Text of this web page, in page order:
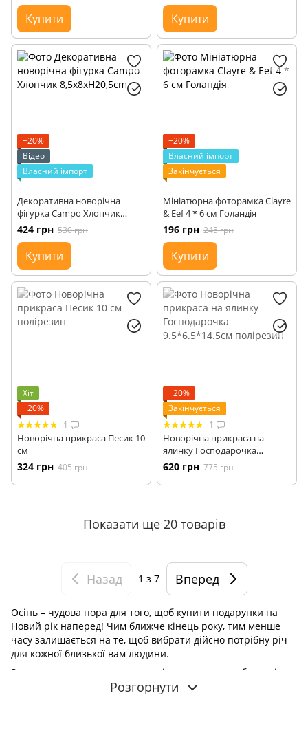
Купити Купити
−20%
Відео
Власний імпорт
Декоративна новорічна
фігурка Campo Хлопчик
8,5x8xH20,5cm
424 грн 530 грн
Купити
−20%
Власний імпорт
Закінчується
Мініатюрна фоторамка Clayre
& Eef 4 * 6 см Голандія
196 грн 245 грн
Купити
Хіт
−20%
1
Новорічна прикраса Песик 10
см
324 грн 405 грн
−20%
Закінчується
1
Новорічна прикраса на
ялинку Господарочка
9.5*6.5*14.5см
620 грн 775 грн
Показати ще 20 товарів
Назад 1 з 7 Вперед
Осінь – чудова пора для того, щоб купити подарунки на
Новий рік наперед! Чим ближче кінець року, тим менше
часу залишається на те, щоб вибрати дійсно потрібну річ
для кожної близької вам людини.
Зараз же у вас є чудова можливість для того, щоб з радістю
і без поспіху та суєти підібрати потрібні товари, у тому
Розгорнути